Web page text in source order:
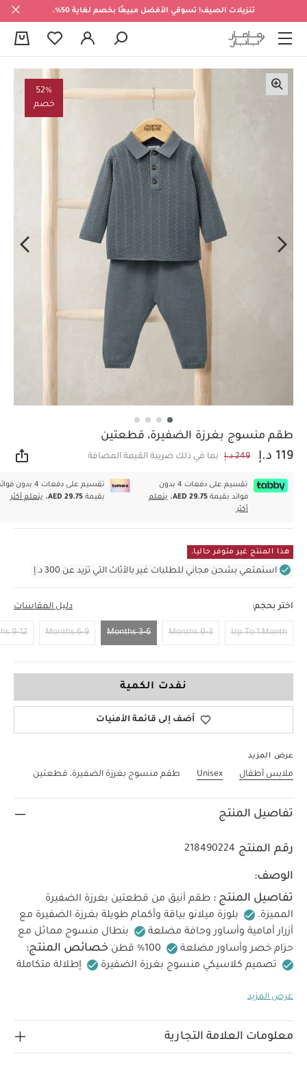
تنزيلات الصيف! تسوقي الأفضل مبيعًا بخصم لغاية 50%.
52%
خصم
طقم منسوج بغرزة الضفيرة، قطعتين
119 د.إ 249 د.إ بما في ذلك ضريبة القيمة المضافة
تقسيم على دفعات 4 بدون
فوائد بقيمة AED 29.75.
يتعلم
أكثر
تقسيم على دفعات 4 بدون
بقيمةAED 29.75. يتعلم أكثر
هذا المنتج غير متوفر حاليا.
استمتعي بشحن مجاني للطلبات غير بالأثاث التي تزيد عن 300 د.إ
اختر بحجم: دليل المقاسات
Up To 1 Month
0-3 Months
3-6 Months
6-9 Months
9-12 Months
نفدت الكمية
أضف إلى قائمة الأمنيات
عرض المزيد
ملابس أطفال Unisex طقم منسوج بغرزة الضفيرة، قطعتين
تفاصيل المنتج
رقم المنتج 218490224
الوصف:
تفاصيل المنتج : طقم أنيق من قطعتين بغرزة الضفيرة
المميزة.
بلوزة ميلانو بياقة وأكمام طويلة بغرزة الضفيرة مع
أزرار أمامية وأساور وحافة مضلعة
بنطال منسوج مماثل مع
حزام خصر وأساور مضلعة
100% قطن خصائص المنتج:
تصميم كلاسيكي منسوج بغرزة الضفيرة
إطلالة متكاملة
100% قطن
المبيضات
تجفيف بالمجفف على درجة حرارة باردة
على البارد
لا تستخدمي التنظيف الجاف
عرض المزيد
معلومات العلامة التجارية